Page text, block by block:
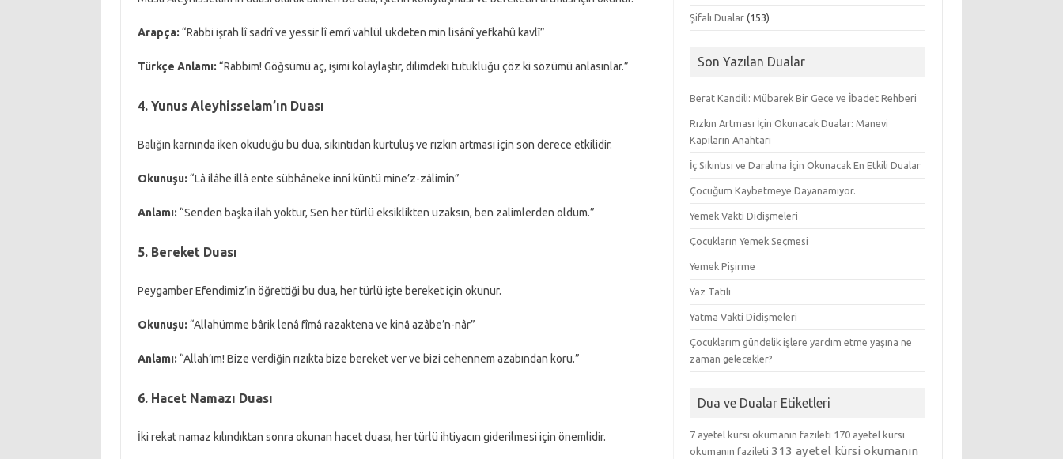
Arapça: “Rabbi işrah lî sadrî ve yessir lî emrî vahlül ukdeten min lisânî yefkahû kavlî”
Türkçe Anlamı: “Rabbim! Göğsümü aç, işimi kolaylaştır, dilimdeki tutukluğu çöz ki sözümü anlasınlar.”
4. Yunus Aleyhisselam’ın Duası
Balığın karnında iken okuduğu bu dua, sıkıntıdan kurtuluş ve rızkın artması için son derece etkilidir.
Okunuşu: “Lâ ilâhe illâ ente sübhâneke innî küntü mine’z-zâlimîn”
Anlamı: “Senden başka ilah yoktur, Sen her türlü eksiklikten uzaksın, ben zalimlerden oldum.”
5. Bereket Duası
Peygamber Efendimiz’in öğrettiği bu dua, her türlü işte bereket için okunur.
Okunuşu: “Allahümme bârik lenâ fîmâ razaktena ve kinâ azâbe’n-nâr”
Anlamı: “Allah’ım! Bize verdiğin rızıkta bize bereket ver ve bizi cehennem azabından koru.”
6. Hacet Namazı Duası
İki rekat namaz kılındıktan sonra okunan hacet duası, her türlü ihtiyacın giderilmesi için önemlidir.
Şifalı Dualar (153)
Son Yazılan Dualar
Berat Kandili: Mübarek Bir Gece ve İbadet Rehberi
Rızkın Artması İçin Okunacak Dualar: Manevi
Kapıların Anahtarı
İç Sıkıntısı ve Daralma İçin Okunacak En Etkili Dualar
Çocuğum Kaybetmeye Dayanamıyor.
Yemek Vakti Didişmeleri
Çocukların Yemek Seçmesi
Yemek Pişirme
Yaz Tatili
Yatma Vakti Didişmeleri
Çocuklarım gündelik işlere yardım etme yaşına ne
zaman gelecekler?
Dua ve Dualar Etiketleri
7 ayetel kürsi okumanın fazileti 170 ayetel kürsi
okumanın fazileti 313 ayetel kürsi okumanın